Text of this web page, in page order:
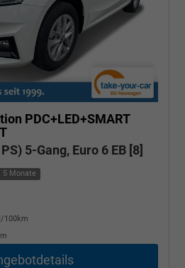
PDC+LED+SMART
5-Gang, Euro 6 EB [8]
5 Monate
100km